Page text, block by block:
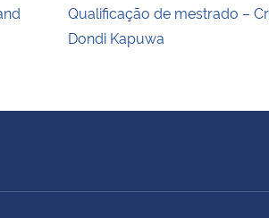
Qualificação de mestrado –
Dondi Kapuwa